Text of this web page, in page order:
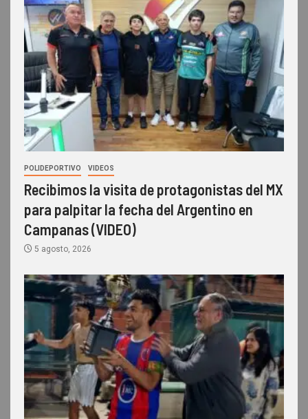
POLIDEPORTIVO VIDEOS
Recibimos la visita de protagonistas del MX
para palpitar la fecha del Argentino en
Campanas (VIDEO)
5 agosto, 2026